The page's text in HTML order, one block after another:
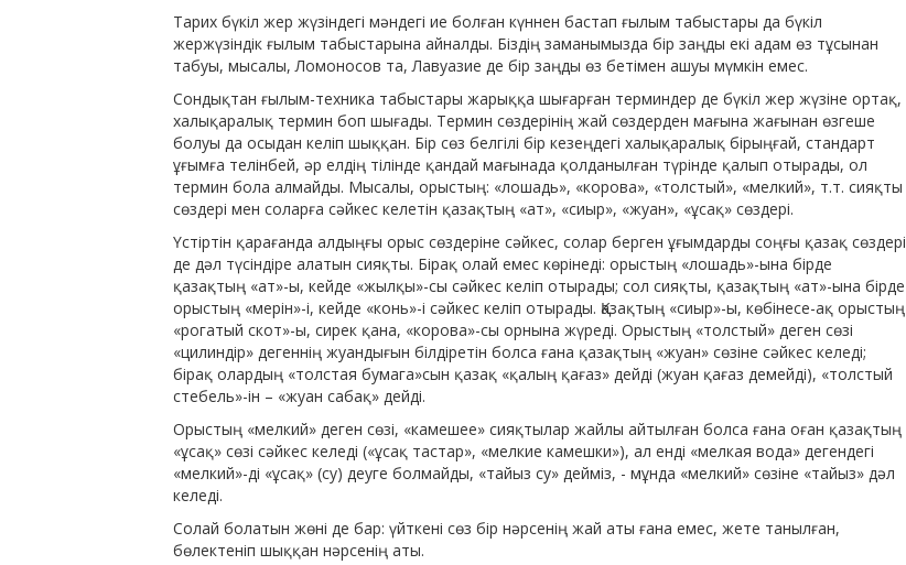
Тарих бүкіл жер жүзіндегі мәндегі ие болған күннен бастап ғылым табыстары да бүкіл
жержүзіндік ғылым табыстарына айналды. Біздің заманымызда бір заңды екі адам өз тұсынан
табуы, мысалы, Ломоносов та, Лавуазие де бір заңды өз бетімен ашуы мүмкін емес.
Сондықтан ғылым-техника табыстары жарыққа шығарған терминдер де бүкіл жер жүзіне ортақ,
халықаралық термин боп шығады. Термин сөздерінің жай сөздерден мағына жағынан өзгеше
болуы да осыдан келіп шыққан. Бір сөз белгілі бір кезеңдегі халықаралық бірыңғай, стандарт
ұғымға телінбей, әр елдің тілінде қандай мағынада қолданылған түрінде қалып отырады, ол
термин бола алмайды. Мысалы, орыстың: «лошадь», «корова», «толстый», «мелкий», т.т. сияқты
сөздері мен соларға сәйкес келетін қазақтың «ат», «сиыр», «жуан», «ұсақ» сөздері.
Үстіртін қарағанда алдыңғы орыс сөздеріне сәйкес, солар берген ұғымдарды соңғы қазақ сөздері
де дәл түсіндіре алатын сияқты. Бірақ олай емес көрінеді: орыстың «лошадь»-ына бірде
қазақтың «ат»-ы, кейде «жылқы»-сы сәйкес келіп отырады; сол сияқты, қазақтың «ат»-ына бірде
орыстың «мерін»-і, кейде «конь»-і сәйкес келіп отырады. Қазақтың «сиыр»-ы, көбінесе-ақ орыстың
«рогатый скот»-ы, сирек қана, «корова»-сы орнына жүреді. Орыстың «толстый» деген сөзі
«цилиндір» дегеннің жуандығын білдіретін болса ғана қазақтың «жуан» сөзіне сәйкес келеді;
бірақ олардың «толстая бумага»сын қазақ «қалың қағаз» дейді (жуан қағаз демейді), «толстый
стебель»-ін – «жуан сабақ» дейді.
Орыстың «мелкий» деген сөзі, «камешее» сияқтылар жайлы айтылған болса ғана оған қазақтың
«ұсақ» сөзі сәйкес келеді («ұсақ тастар», «мелкие камешки»), ал енді «мелкая вода» дегендегі
«мелкий»-ді «ұсақ» (су) деуге болмайды, «тайыз су» дейміз, - мұнда «мелкий» сөзіне «тайыз» дәл
келеді.
Солай болатын жөні де бар: үйткені сөз бір нәрсенің жай аты ғана емес, жете танылған,
бөлектеніп шыққан нәрсенің аты.